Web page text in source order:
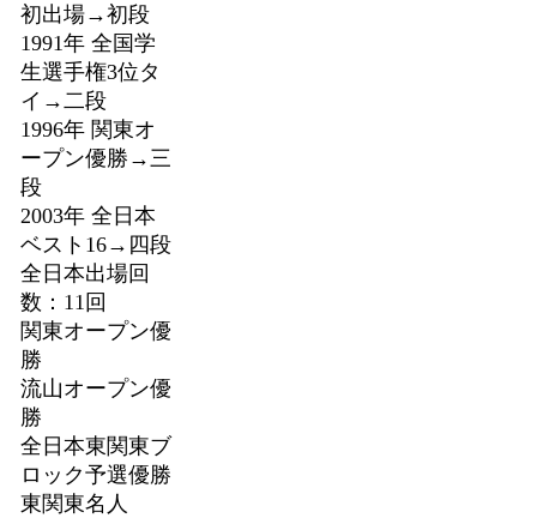
初出場→初段
1991年 全国学
生選手権3位タ
イ→二段
1996年 関東オ
ープン優勝→三
段
2003年 全日本
ベスト16→四段
全日本出場回
数：11回
関東オープン優
勝
流山オープン優
勝
全日本東関東ブ
ロック予選優勝
東関東名人